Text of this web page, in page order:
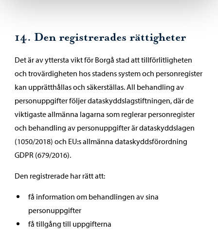
14. Den registrerades rättigheter
Det är av yttersta vikt för Borgå stad att tillförlitligheten
och trovärdigheten hos stadens system och personregister
kan upprätthållas och säkerställas. All behandling av
personuppgifter följer dataskyddslagstiftningen, där de
viktigaste allmänna lagarna som reglerar personregister
och behandling av personuppgifter är dataskyddslagen
(1050/2018) och EU:s allmänna dataskyddsförordning
GDPR (679/2016).
Den registrerade har rätt att:
få information om behandlingen av sina
personuppgifter
få tillgång till uppgifterna